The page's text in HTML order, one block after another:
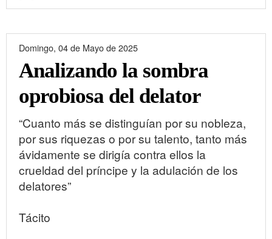
Domingo, 04 de Mayo de 2025
Analizando la sombra
oprobiosa del delator
“Cuanto más se distinguían por su nobleza,
por sus riquezas o por su talento, tanto más
ávidamente se dirigía contra ellos la
crueldad del príncipe y la adulación de los
delatores”
Tácito